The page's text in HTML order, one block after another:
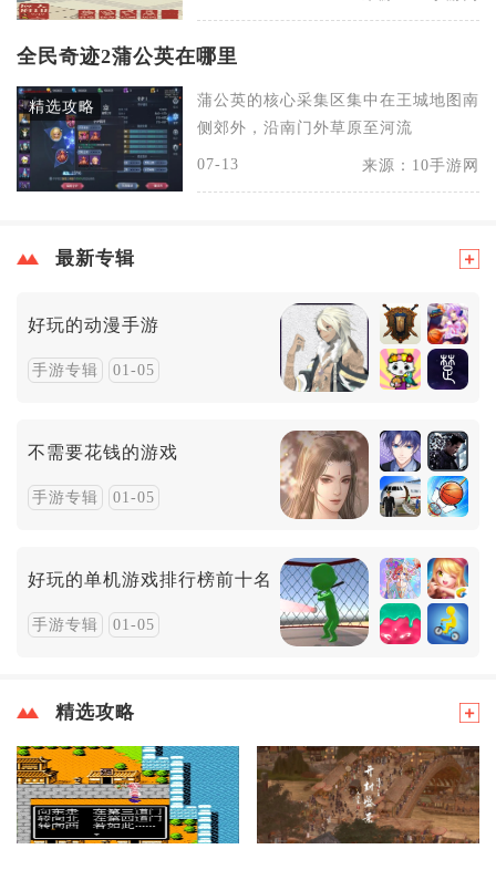
全民奇迹2蒲公英在哪里
精选攻略
蒲公英的核心采集区集中在王城地图南
侧郊外，沿南门外草原至河流
07-13 来源：10手游网
最新专辑
好玩的动漫手游
手游专辑 01-05
不需要花钱的游戏
手游专辑 01-05
好玩的单机游戏排行榜前十名
手游专辑 01-05
精选攻略